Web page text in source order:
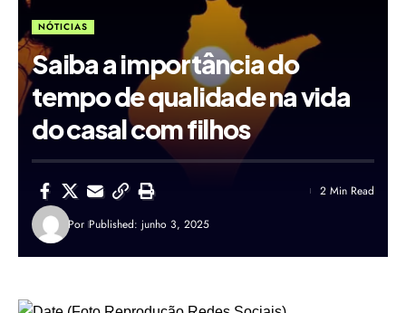
NÓTICIAS
Saiba a importância do
tempo de qualidade na vida
do casal com filhos
Por Published: junho 3, 2025
2 Min Read